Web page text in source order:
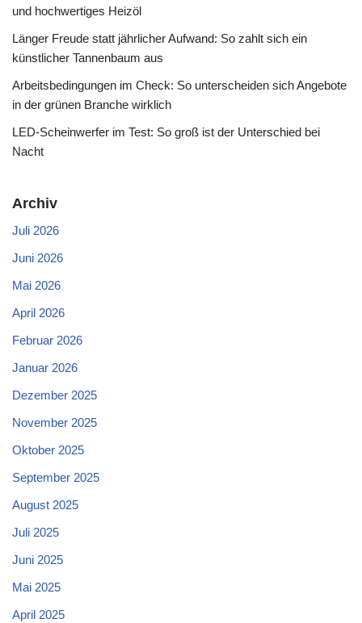
und hochwertiges Heizöl
Länger Freude statt jährlicher Aufwand: So zahlt sich ein
künstlicher Tannenbaum aus
Arbeitsbedingungen im Check: So unterscheiden sich Angebote
in der grünen Branche wirklich
LED-Scheinwerfer im Test: So groß ist der Unterschied bei
Nacht
Archiv
Juli 2026
Juni 2026
Mai 2026
April 2026
Februar 2026
Januar 2026
Dezember 2025
November 2025
Oktober 2025
September 2025
August 2025
Juli 2025
Juni 2025
Mai 2025
April 2025